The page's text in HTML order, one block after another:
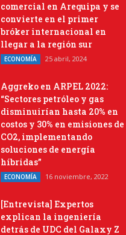
comercial en Arequipa y se
convierte en el primer
bróker internacional en
llegar a la región sur
ECONOMÍA 25 abril, 2024
Aggreko en ARPEL 2022:
“Sectores petróleo y gas
disminuirían hasta 20% en
costos y 30% en emisiones de
CO2, implementando
soluciones de energía
híbridas”
ECONOMÍA 16 noviembre, 2022
[Entrevista] Expertos
explican la ingeniería
detrás de UDC del Galaxy Z